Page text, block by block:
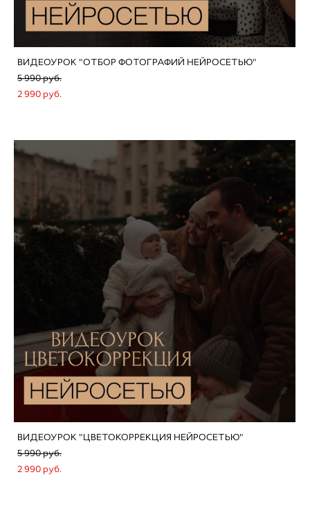
ВИДЕОУРОК "ОТБОР ФОТОГРАФИЙ НЕЙРОСЕТЬЮ"
5 990 pуб.
2 990 pуб.
ВИДЕОУРОК "ЦВЕТОКОРРЕКЦИЯ НЕЙРОСЕТЬЮ"
5 990 pуб.
2 990 pуб.